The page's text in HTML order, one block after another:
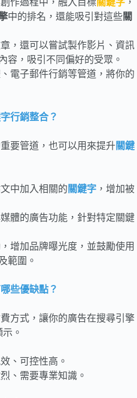
中的排名，還能吸引對這些關
，還可以嘗試製作影片、資訊
容，吸引不同偏好的受眾。
電子郵件行銷等管道，將你的
行銷整合？
要管道，也可以用來提升關鍵
中加入相關的 關鍵字 ，增加被
體的廣告功能，針對特定關鍵
增加品牌曝光度，並鼓勵使用
範圍。
些優缺點？
方式，讓你的廣告在搜尋引擎
。
、可控性高。
、需要專業知識。